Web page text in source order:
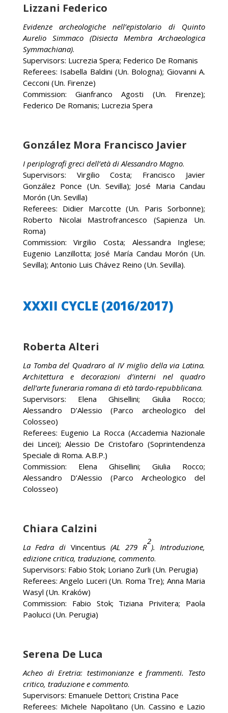
Lizzani Federico
Evidenze archeologiche nell’epistolario di Quinto
Aurelio Simmaco (Disiecta Membra Archaeologica
Symmachiana).
Supervisors: Lucrezia Spera; Federico De Romanis
Referees: Isabella Baldini (Un. Bologna); Giovanni A.
Cecconi (Un. Firenze)
Commission: Gianfranco Agosti (Un. Firenze);
Federico De Romanis; Lucrezia Spera
González Mora Francisco Javier
I periplografi greci dell’età di Alessandro Magno.
Supervisors: Virgilio Costa; Francisco Javier
González Ponce (Un. Sevilla); José Maria Candau
Morón (Un. Sevilla)
Referees: Didier Marcotte (Un. Paris Sorbonne);
Roberto Nicolai Mastrofrancesco (Sapienza Un.
Roma)
Commission: Virgilio Costa; Alessandra Inglese;
Eugenio Lanzillotta; José María Candau Morón (Un.
Sevilla); Antonio Luis Chávez Reino (Un. Sevilla).
XXXII CYCLE (2016/2017)
Roberta Alteri
La Tomba del Quadraro al IV miglio della via Latina.
Architettura e decorazioni d’interni nel quadro
dell’arte funeraria romana di età tardo-repubblicana.
Supervisors: Elena Ghisellini; Giulia Rocco;
Alessandro D’Alessio (Parco archeologico del
Colosseo)
Referees: Eugenio La Rocca (Accademia Nazionale
dei Lincei); Alessio De Cristofaro (Soprintendenza
Speciale di Roma. A.B.P.)
Commission: Elena Ghisellini; Giulia Rocco;
Alessandro D’Alessio (Parco Archeologico del
Colosseo)
Chiara Calzini
La Fedra di Vincentius (AL 279 R
2
). Introduzione,
edizione critica, traduzione, commento.
Supervisors: Fabio Stok; Loriano Zurli (Un. Perugia)
Referees: Angelo Luceri (Un. Roma Tre); Anna Maria
Wasyl (Un. Kraków)
Commission: Fabio Stok; Tiziana Privitera; Paola
Paolucci (Un. Perugia)
Serena De Luca
Acheo di Eretria: testimonianze e frammenti. Testo
critico, traduzione e commento.
Supervisors: Emanuele Dettori; Cristina Pace
Referees: Michele Napolitano (Un. Cassino e Lazio